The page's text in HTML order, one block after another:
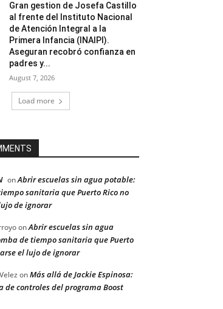
Gran gestion de Josefa Castillo
al frente del Instituto Nacional
de Atención Integral a la
Primera Infancia (INAIPI).
Aseguran recobró confianza en
padres y...
August 7, 2026
Load more
onAbrir escuelas sin agua potable:
sanitaria que Puerto Rico no
de ignorar
onAbrir escuelas sin agua
de tiempo sanitaria que Puerto
el lujo de ignorar
onMás allá de Jackie Espinosa:
de controles del programa Boost